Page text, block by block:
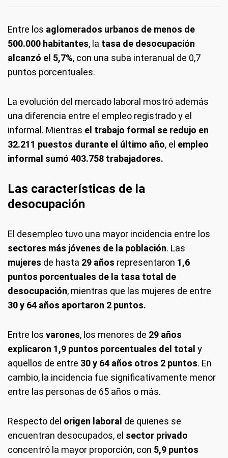
Entre los aglomerados urbanos de menos de
500.000 habitantes, la tasa de desocupación
alcanzó el 5,7%, con una suba interanual de 0,7
puntos porcentuales.
La evolución del mercado laboral mostró además
una diferencia entre el empleo registrado y el
informal. Mientras el trabajo formal se redujo en
32.211 puestos durante el último año, el empleo
informal sumó 403.758 trabajadores.
Las características de la
desocupación
El desempleo tuvo una mayor incidencia entre los
sectores más jóvenes de la población. Las
mujeres de hasta 29 años representaron 1,6
puntos porcentuales de la tasa total de
desocupación, mientras que las mujeres de entre
30 y 64 años aportaron 2 puntos.
Entre los varones, los menores de 29 años
explicaron 1,9 puntos porcentuales del total y
aquellos de entre 30 y 64 años otros 2 puntos. En
cambio, la incidencia fue significativamente menor
entre las personas de 65 años o más.
Respecto del origen laboral de quienes se
encuentran desocupados, el sector privado
concentró la mayor proporción, con 5,9 puntos